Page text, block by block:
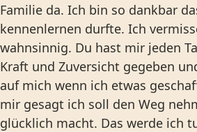
Familie da. Ich bin so dankbar
kennenlernen durfte. Ich
wahnsinnig. Du hast mir jeden
Kraft und Zuversicht gegeben
auf mich wenn ich etwas
mir gesagt ich soll den Weg
glücklich macht. Das werde ich